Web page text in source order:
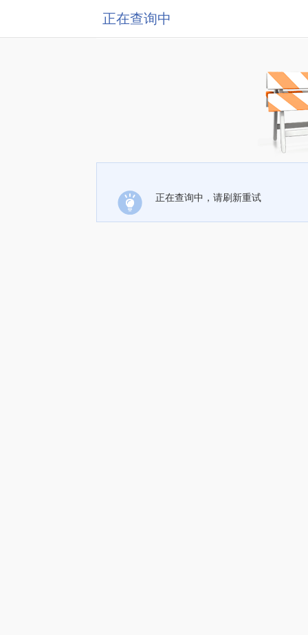
正在查询中
正在查询中，请刷新重试